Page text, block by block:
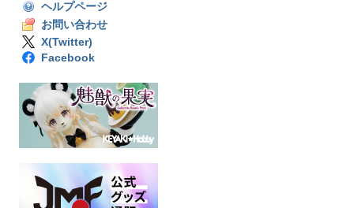
ヘルプページ
お問い合わせ
X(Twitter)
Facebook